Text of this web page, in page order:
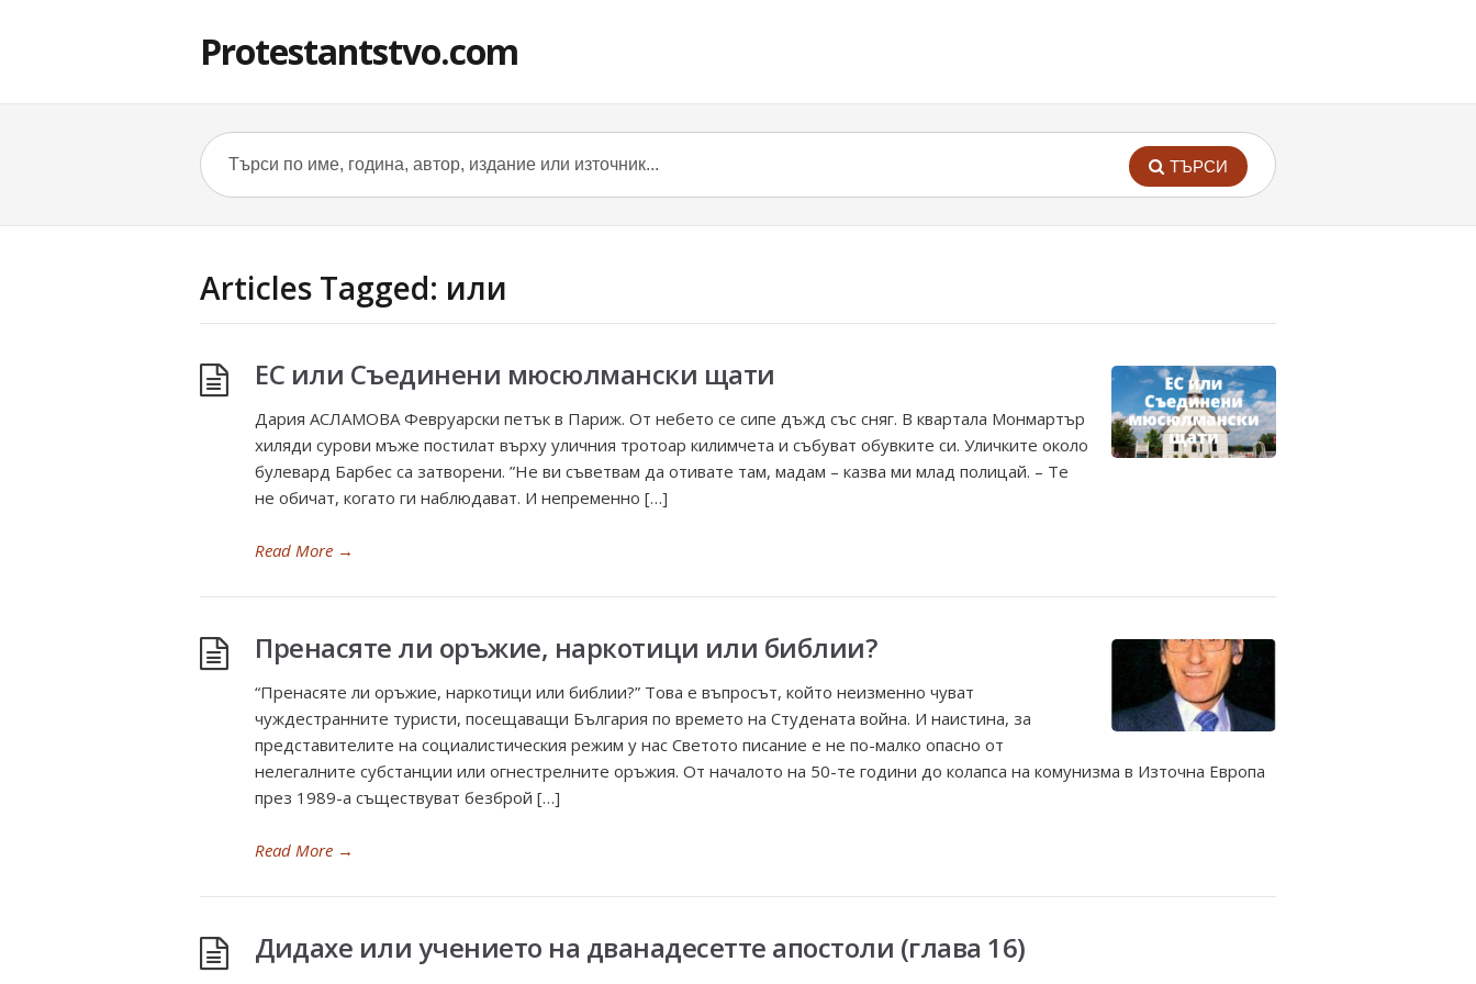
Protestantstvo.com
ТЪРСИ
Articles Tagged: или
ЕС или Съединени мюсюлмански щати
Дария АСЛАМОВА Февруарски петък в Париж. От небето се сипе дъжд със сняг. В квартала Монмартър
хиляди сурови мъже постилат върху уличния тротоар килимчета и събуват обувките си. Уличките около
булевард Барбес са затворени. ”Не ви съветвам да отивате там, мадам – казва ми млад полицай. – Те
не обичат, когато ги наблюдават. И непременно […]
Read More →
Пренасяте ли оръжие, наркотици или библии?
“Пренасяте ли оръжие, наркотици или библии?” Това е въпросът, който неизменно чуват
чуждестранните туристи, посещаващи България по времето на Студената война. И наистина, за
представителите на социалистическия режим у нас Светото писание е не по-малко опасно от
нелегалните субстанции или огнестрелните оръжия. От началото на 50-те години до колапса на комунизма в Източна Европа
през 1989-а съществуват безброй […]
Read More →
Дидахе или учението на дванадесетте апостоли (глава 16)